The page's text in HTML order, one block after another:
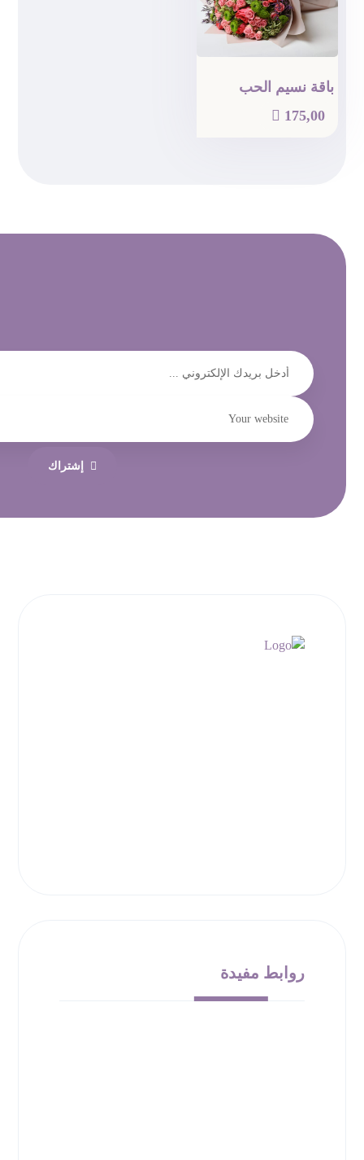
باقة نسيم الحب
 175,00
إشتراك
روابط مفيدة